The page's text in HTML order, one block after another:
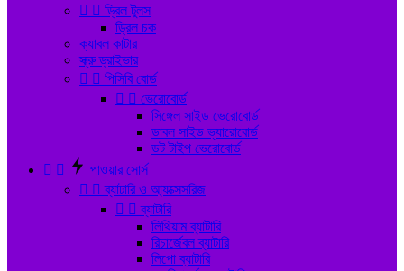
  ড্রিল টুলস
ড্রিল চক
ক্যাবল কাটার
স্ক্রু ড্রাইভার
  পিসিবি বোর্ড
  ভেরোবোর্ড
সিঙ্গেল সাইড ভেরোবোর্ড
ডাবল সাইড ভ্যারোবোর্ড
ডট টাইপ ভেরোবোর্ড
 
পাওয়ার সোর্স
  ব্যাটারি ও আ্যক্সেসরিজ
  ব্যাটারি
লিথিয়াম ব্যাটারি
রিচার্জেবল ব্যাটারি
লিপো ব্যাটারি